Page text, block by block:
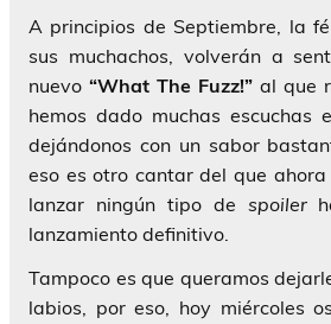
A principios de Septiembre, la
sus muchachos, volverán a
nuevo “What The Fuzz!” al que
hemos dado muchas escuchas
dejándonos con un sabor
eso es otro cantar del que
lanzar ningún tipo de spoiler
lanzamiento definitivo.
Tampoco es que queramos
labios, por eso, hoy miércoles